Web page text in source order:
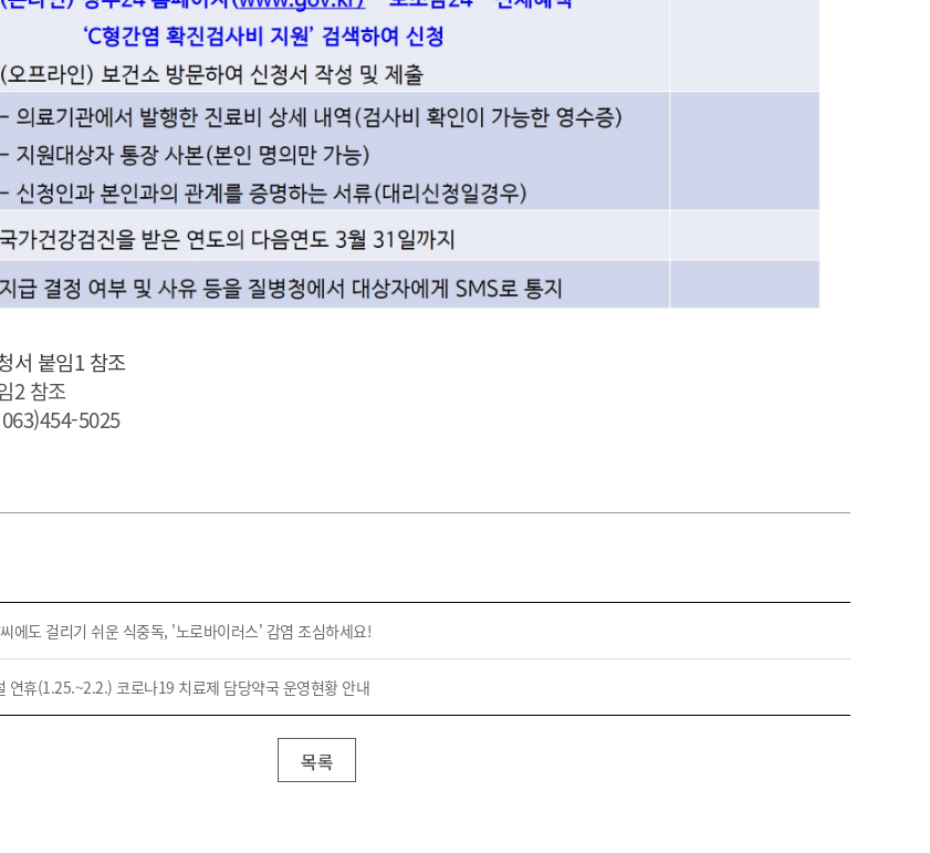
서 붙임1 참조
2 참조
5025
에도 걸리기 쉬운 식중독, '노로바이러스' 감염 조심하세요!
연휴(1.25.~2.2.) 코로나19 치료제 담당약국 운영현황 안내
목록